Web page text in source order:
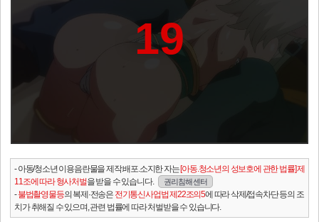
19
- 아동/청소년 이용음란물을 제작.배포.소지한 자는[아동.청소년의 성보호에 관한 법률] 제
11조에 따라 형사처벌을 받을 수 있습니다. 권리침해 센터
-불법촬영물등의 복제·전송은 전기통신사업법 제22조의5에 따라 삭제/접속차단 등의 조
치가 취해질 수 있으며, 관련 법률에 따라 처벌받을 수 있습니다.